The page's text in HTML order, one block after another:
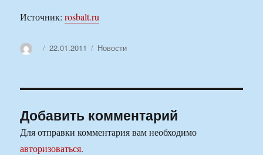
Источник:rosbalt.ru
АвторОпубликовано
22.01.2011 Рубрики
Новости
Добавить комментарий
Для отправки комментария вам необходимо
авторизоваться.